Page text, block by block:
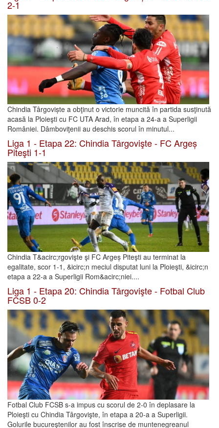
2-1
Chindia Târgoviște a obţinut o victorie muncită în partida susţinută
acasă la Ploieşti cu FC UTA Arad, în etapa a 24-a a Superligii
României. Dâmboviţenii au deschis scorul în minutul...
Liga 1 - Etapa 22: Chindia Târgovişte - FC Argeș
Piteşti 1-1
Chindia T&acirc;rgovişte şi FC Argeș Piteşti au terminat la
egalitate, scor 1-1, &icirc;n meciul disputat luni la Ploieşti, &icirc;n
etapa a 22-a a Superligii Rom&acirc;niei....
Liga 1 - Etapa 20: Chindia Târgovişte - Fotbal Club
FCSB 0-2
Fotbal Club FCSB s-a impus cu scorul de 2-0 în deplasare la
Ploieşti cu Chindia Târgovişte, în etapa a 20-a a Superligii.
Golurile bucureştenilor au fost înscrise de muntenegreanul